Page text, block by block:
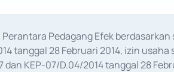
Pedagang Efek
tanggal 28 Februari 2014, izin
dan KEP-07/D.04/2014 tanggal 28